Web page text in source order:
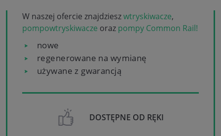
W naszej ofercie znajdzieszwtryskiwacze,
pompowtryskiwacze oraz pompy Common Rail!
nowe
regenerowane na wymianę
używane z gwarancją
DOSTĘPNE OD RĘKI